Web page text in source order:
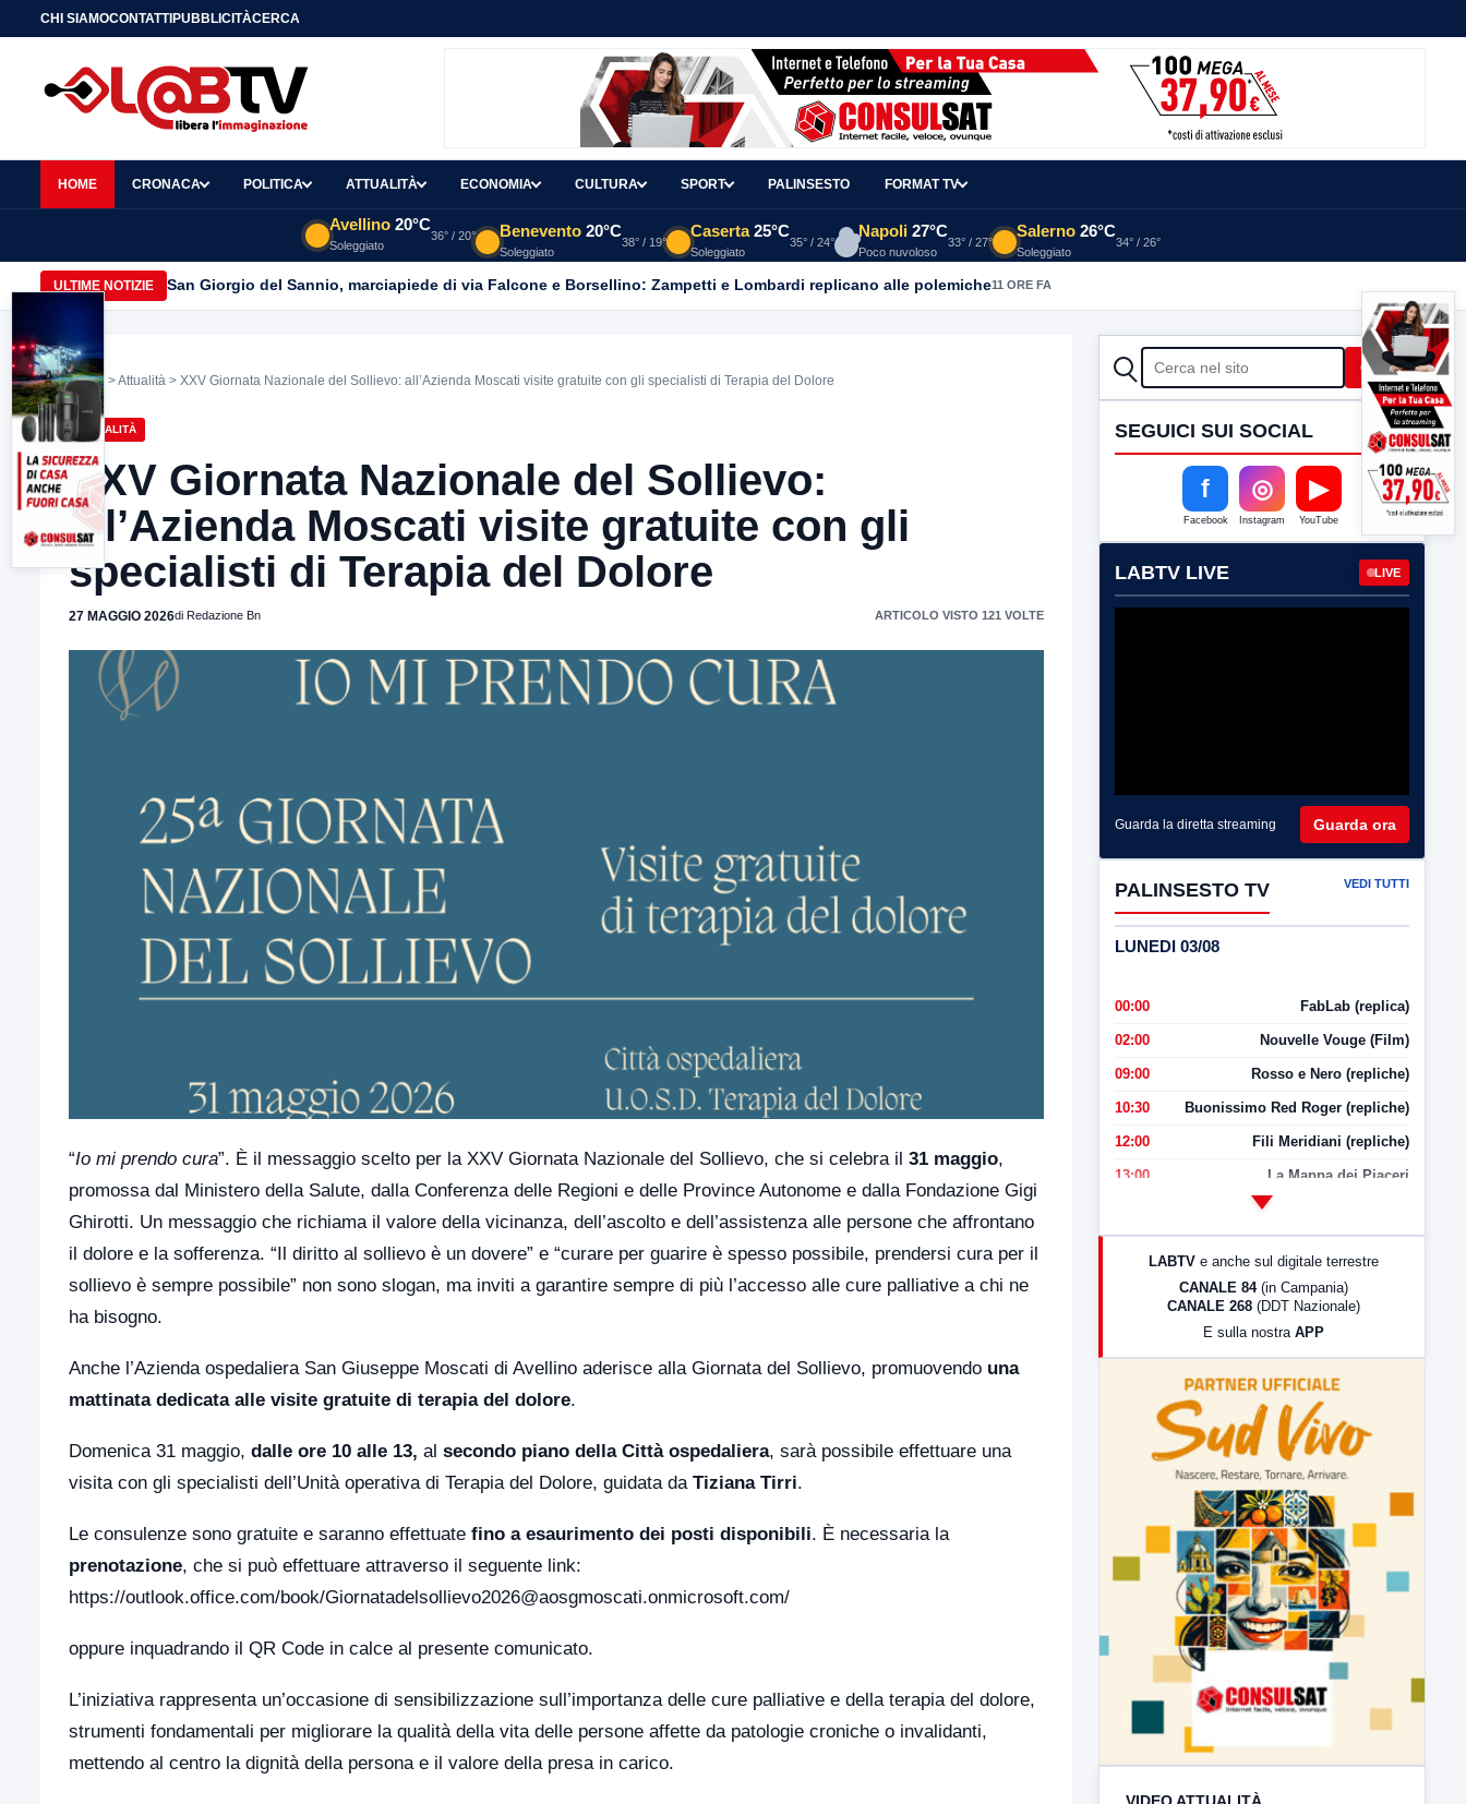
CHI SIAMOCONTATTIPUBBLICITÀCERCA
HOME CRONACA POLITICA ATTUALITÀ ECONOMIA CULTURA SPORT PALINSESTO FORMAT TV
Avellino 20°C
Soleggiato
36° / 20° Benevento 20°C
Soleggiato
38° / 19°
Caserta 25°C
Soleggiato
35° / 24°
Napoli 27°C
Poco nuvoloso
33° / 27°
Salerno 26°C
Soleggiato
34° / 26°
ULTIME NOTIZIE San Giorgio del Sannio, marciapiede di via Falcone e Borsellino: Zampetti e Lombardi replicano alle polemiche11 ORE FA
Home >Attualità > XXV Giornata Nazionale del Sollievo: all’Azienda Moscati visite gratuite con gli specialisti di Terapia del Dolore
ATTUALITÀ
XXV Giornata Nazionale del Sollievo:
all’Azienda Moscati visite gratuite con gli
specialisti di Terapia del Dolore
27 MAGGIO 2026di Redazione Bn ARTICOLO VISTO 121 VOLTE
“Io mi prendo cura”. È il messaggio scelto per la XXV Giornata Nazionale del Sollievo, che si celebra il 31 maggio,
promossa dal Ministero della Salute, dalla Conferenza delle Regioni e delle Province Autonome e dalla Fondazione Gigi
Ghirotti. Un messaggio che richiama il valore della vicinanza, dell’ascolto e dell’assistenza alle persone che affrontano
il dolore e la sofferenza. “Il diritto al sollievo è un dovere” e “curare per guarire è spesso possibile, prendersi cura per il
sollievo è sempre possibile” non sono slogan, ma inviti a garantire sempre di più l’accesso alle cure palliative a chi ne
ha bisogno.
Anche l’Azienda ospedaliera San Giuseppe Moscati di Avellino aderisce alla Giornata del Sollievo, promuovendo una
mattinata dedicata alle visite gratuite di terapia del dolore.
Domenica 31 maggio, dalle ore 10 alle 13, al secondo piano della Città ospedaliera, sarà possibile effettuare una
visita con gli specialisti dell’Unità operativa di Terapia del Dolore, guidata da Tiziana Tirri.
Le consulenze sono gratuite e saranno effettuate fino a esaurimento dei posti disponibili. È necessaria la
prenotazione, che si può effettuare attraverso il seguente link:
https://outlook.office.com/book/Giornatadelsollievo2026@aosgmoscati.onmicrosoft.com/
oppure inquadrando il QR Code in calce al presente comunicato.
L’iniziativa rappresenta un’occasione di sensibilizzazione sull’importanza delle cure palliative e della terapia del dolore,
strumenti fondamentali per migliorare la qualità della vita delle persone affette da patologie croniche o invalidanti,
mettendo al centro la dignità della persona e il valore della presa in carico.
CERCA Cerca
SEGUICI SUI SOCIAL
f
Facebook
◎
Instagram
▶
YouTube
LABTV LIVE LIVE
Guarda la diretta streaming Guarda ora
PALINSESTO TV VEDI TUTTI
LUNEDI 03/08
00:00 FabLab (replica)
02:00 Nouvelle Vouge (Film)
09:00 Rosso e Nero (repliche)
10:30 Buonissimo Red Roger (repliche)
12:00 Fili Meridiani (repliche)
13:00 La Mappa dei Piaceri
LabNews (Diretta)
LabNews (replica)
LABTV e anche sul digitale terrestre
CANALE 84 (in Campania)
CANALE 268 (DDT Nazionale)
E sulla nostra APP
TUTTI I VIDEO